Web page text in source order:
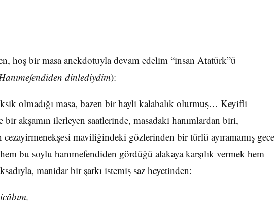
hoş bir masa anekdotuyla devam edelim “insan Atatürk”ü
dinlediydim):
olmadığı masa, bazen bir hayli kalabalık olurmuş… Keyifli
bir akşamın ilerleyen saatlerinde, masadaki hanımlardan biri,
cezayirmenekşesi maviliğindeki gözlerinden bir türlü ayıramamış gece
bu soylu hanımefendiden gördüğü alakaya karşılık vermek hem
manidar bir şarkı istemiş saz heyetinden: